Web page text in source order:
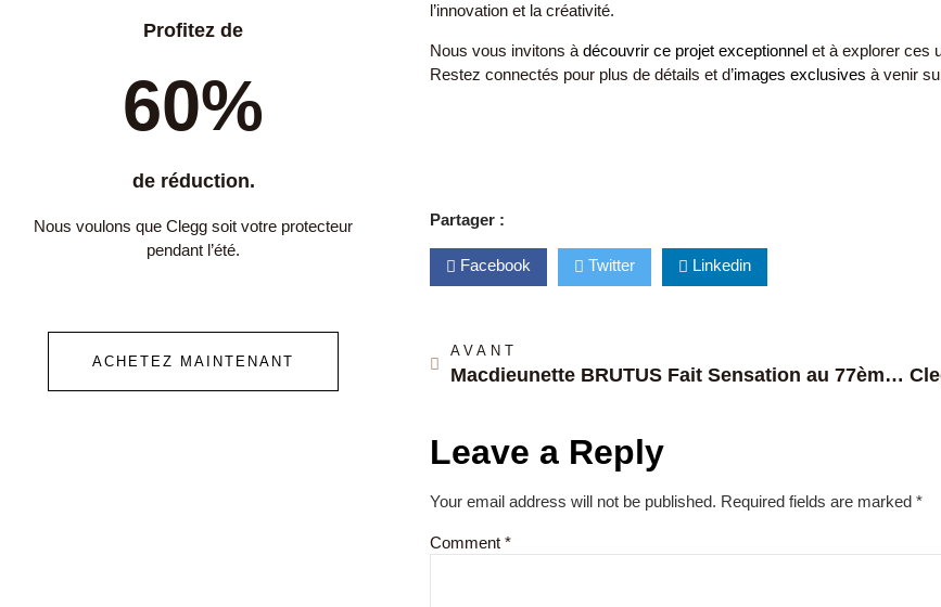
Profitez de
60%
de réduction.
Nous voulons que Clegg soit votre protecteur
pendant l’été.
ACHETEZ MAINTENANT
l’innovation et la créativité.
Nous vous invitons àdécouvrir ce projet exceptionnel et à explorer ces
Restez connectés pour plus de détails et d’images exclusives à venir
Partager :
Facebook Twitter Linkedin
AVANT
Macdieunette BRUTUS Fait Sensation au 77ème Festival de Cannes : Une Ode à l’Élégance et à l’Innovation
Leave a Reply
Your email address will not be published. Required fields are marked*
Comment*